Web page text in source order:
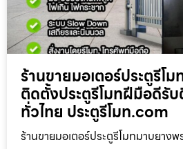
ร้านขายมอเตอร์ประตูรีโ
ติดตั้งประตูรีโมทฝีมือดีรั
ทั่วไทย ประตูรีโมท.com
ร้านขายมอเตอร์ประตูรีโมทมาบยาง